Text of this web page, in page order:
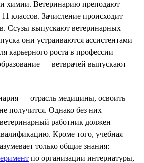
и химии. Ветеринарию преподают
классов. Зачисление происходит
Ссузы выпускают ветеринарных
они устраиваются ассистентами
карьерного роста в профессии
— ветврачей выпускают
— отрасль медицины, освоить
получится. Однако без них
работник должен
Кроме того, учебная
только общие знания:
по организации интернатуры,